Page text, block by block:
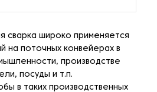
сварка широко применяется
на поточных конвейерах в
производстве
посуды и т.п.
в таких производственных